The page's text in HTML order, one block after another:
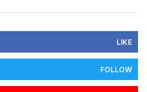
LIKE
FOLLOW